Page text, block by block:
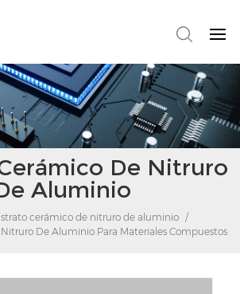
De Nitruro
Aluminio
cerámico de nitruro de aluminio
/
De Aluminio Para Materiales Compuestos